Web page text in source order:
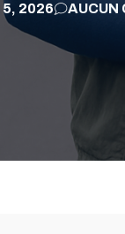
5, 2026 AUCUN